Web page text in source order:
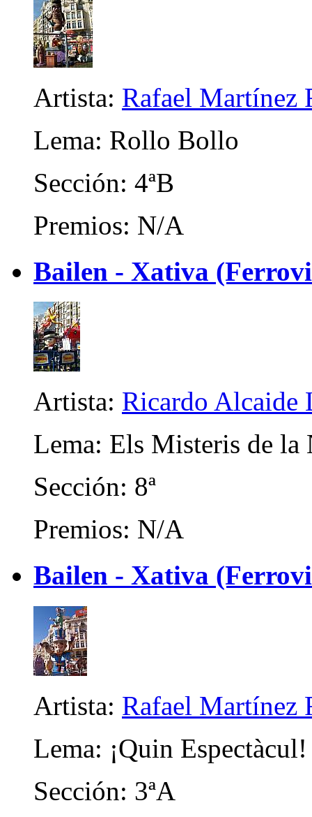
Artista: Rafael Martínez
Lema: Rollo Bollo
Sección: 4ªB
Premios: N/A
Bailen - Xativa
Artista: Ricardo Alcaide
Lema: Els Misteris de la
Sección: 8ª
Premios: N/A
Bailen - Xativa
Artista: Rafael Martínez
Lema: ¡Quin Espectàcul!
Sección: 3ªA